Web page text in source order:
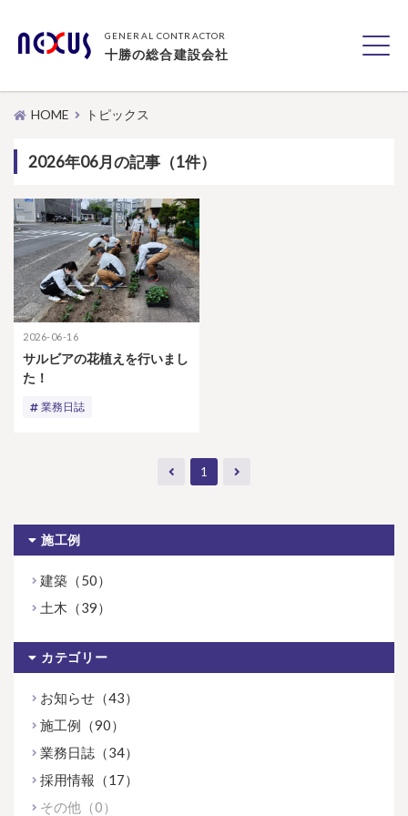
GENERAL CONTRACTOR
十勝の総合建設会社
HOME トピックス
2026年06月の記事（1件）
2026-06-16
サルビアの花植えを行いまし
た！
業務日誌
1
施工例
建築（50）
土木（39）
カテゴリー
お知らせ（43）
施工例（90）
業務日誌（34）
採用情報（17）
その他（0）